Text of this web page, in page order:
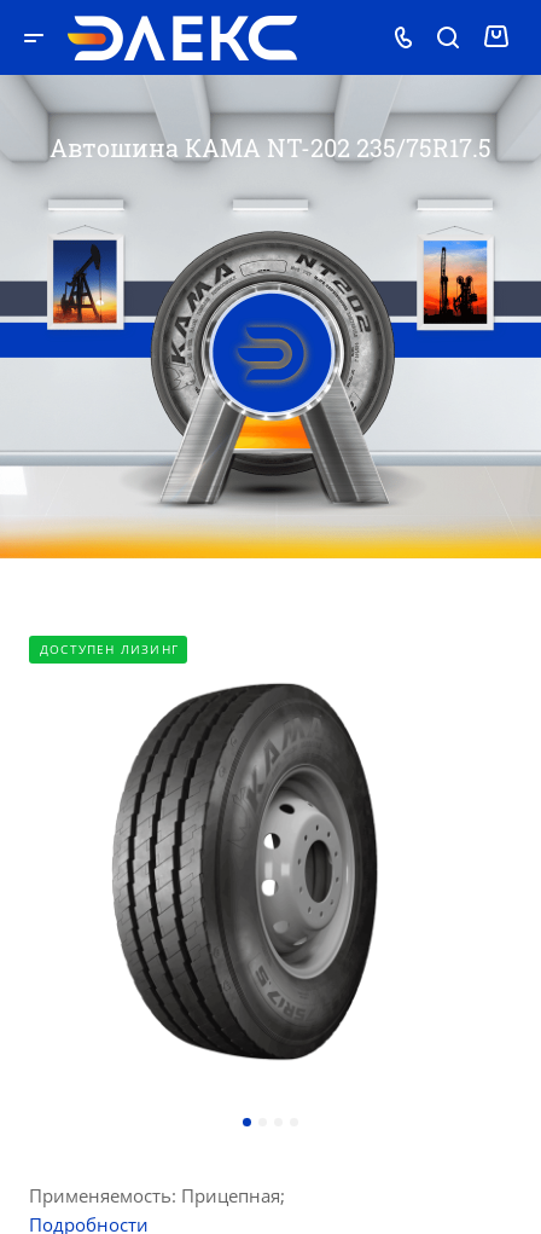
Автошина КАМА NT-202 235/75R17.5
ДОСТУПЕН ЛИЗИНГ
Применяемость: Прицепная;
Подробности